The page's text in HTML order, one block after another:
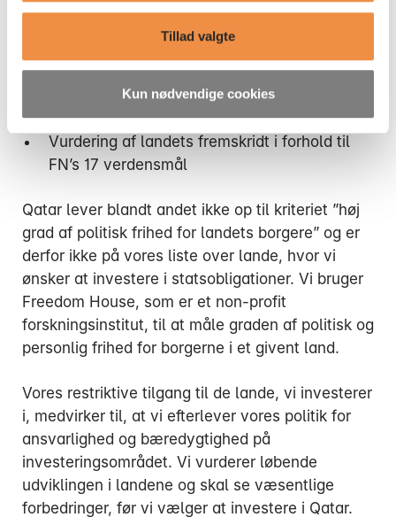
Tillad valgte
Kun nødvendige cookies
Landet skal rapportere på bæredygtig
udvikling gennem FN’s Voluntary National
Review (VNR)
Vurdering af landets fremskridt i forhold til
FN’s 17 verdensmål
Qatar lever blandt andet ikke op til kriteriet ”høj
grad af politisk frihed for landets borgere” og er
derfor ikke på vores liste over lande, hvor vi
ønsker at investere i statsobligationer. Vi bruger
Freedom House, som er et non-profit
forskningsinstitut, til at måle graden af politisk og
personlig frihed for borgerne i et givent land.
Vores restriktive tilgang til de lande, vi investerer
i, medvirker til, at vi efterlever vores politik for
ansvarlighed og bæredygtighed på
investeringsområdet. Vi vurderer løbende
udviklingen i landene og skal se væsentlige
forbedringer, før vi vælger at investere i Qatar.